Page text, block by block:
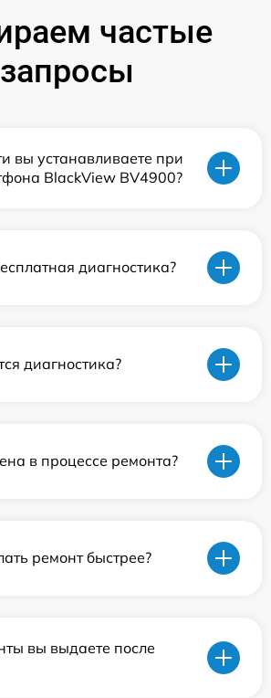
частые
запросы
вы устанавливаете при
BlackView BV4900?
диагностика?
диагностика?
в процессе ремонта?
ремонт быстрее?
вы выдаете после